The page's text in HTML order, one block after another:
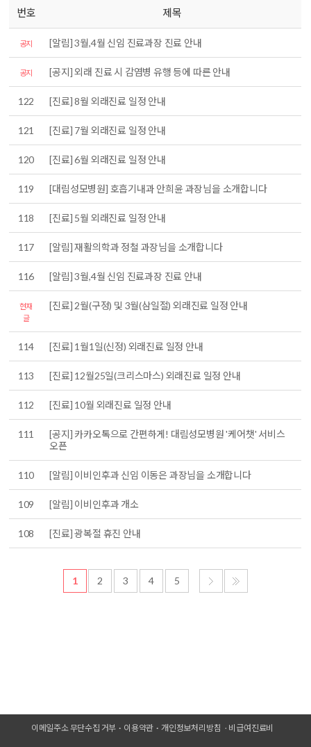
번호 제목
공지 [알림] 3월,4월 신임 진료과장 진료 안내
공지 [공지] 외래 진료 시 감염병 유행 등에 따른 안내
122 [진료] 8월 외래진료 일정 안내
121 [진료] 7월 외래진료 일정 안내
120 [진료] 6월 외래진료 일정 안내
119 [대림성모병원] 호흡기내과 안희윤 과장님을 소개합니다
118 [진료] 5월 외래진료 일정 안내
117 [알림] 재활의학과 정철 과장님을 소개합니다
116 [알림] 3월,4월 신임 진료과장 진료 안내
현재
글
[진료] 2월(구정) 및 3월(삼일절) 외래진료 일정 안내
114 [진료] 1월1일(신정) 외래진료 일정 안내
113 [진료] 12월25일(크리스마스) 외래진료 일정 안내
112 [진료] 10월 외래진료 일정 안내
111
[공지] 카카오톡으로 간편하게! 대림성모병원 '케어챗' 서비스
오픈
110 [알림] 이비인후과 신임 이동은 과장님을 소개합니다
109 [알림] 이비인후과 개소
108 [진료] 광복절 휴진 안내
1 2 3 4 5
이메일주소 무단수집 거부 이용약관 개인정보처리방침 비급여진료비